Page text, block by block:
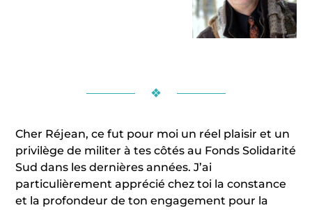
❖
Cher Réjean, ce fut pour moi un réel plaisir et un
privilège de militer à tes côtés au Fonds Solidarité
Sud dans les dernières années. J’ai
particulièrement apprécié chez toi la constance
et la profondeur de ton engagement pour la